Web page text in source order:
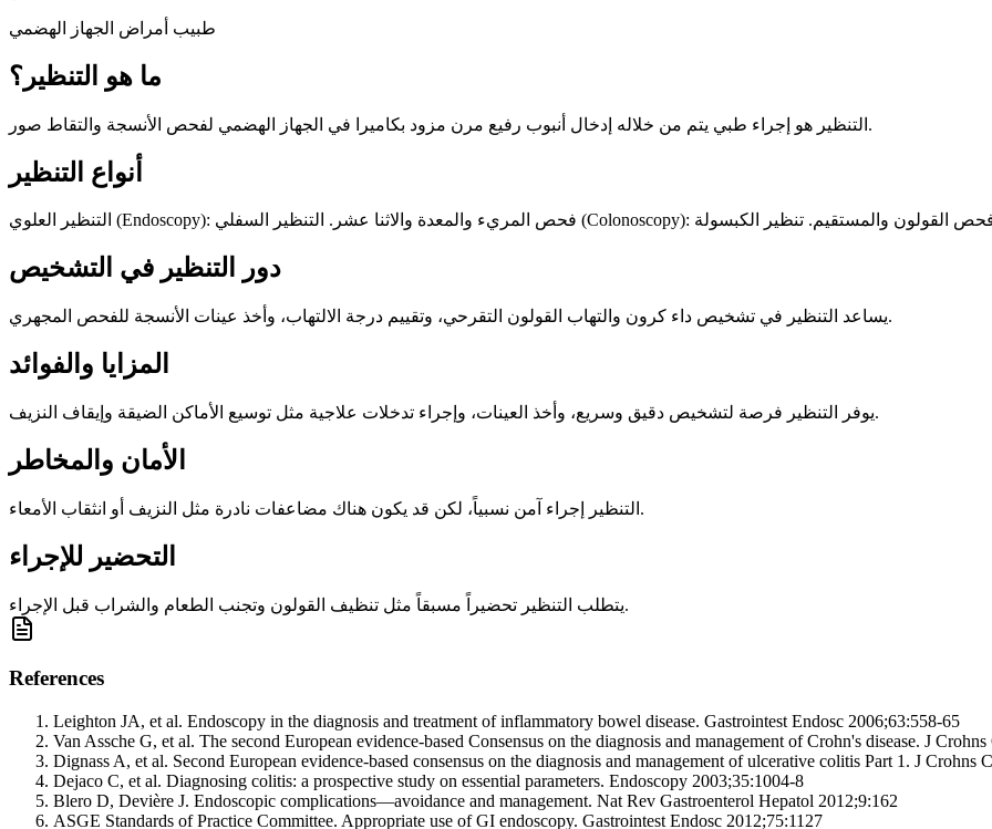
طبيب أمراض الجهاز الهضمي
ما هو التنظير؟
التنظير هو إجراء طبي يتم من خلاله إدخال أنبوب رفيع مرن مزود بكاميرا في الجهاز الهضمي لفحص الأنسجة والتقاط صور.
أنواع التنظير
دور التنظير في التشخيص
يساعد التنظير في تشخيص داء كرون والتهاب القولون التقرحي، وتقييم درجة الالتهاب، وأخذ عينات الأنسجة للفحص المجهري.
المزايا والفوائد
يوفر التنظير فرصة لتشخيص دقيق وسريع، وأخذ العينات، وإجراء تدخلات علاجية مثل توسيع الأماكن الضيقة وإيقاف النزيف.
الأمان والمخاطر
التنظير إجراء آمن نسبياً، لكن قد يكون هناك مضاعفات نادرة مثل النزيف أو انثقاب الأمعاء.
التحضير للإجراء
يتطلب التنظير تحضيراً مسبقاً مثل تنظيف القولون وتجنب الطعام والشراب قبل الإجراء.
References
Leighton JA, et al. Endoscopy in the diagnosis and treatment of inflammatory bowel disease. Gastrointest Endosc 2006;63:558-65
Van Assche G, et al. The second European evidence-based Consensus on the diagnosis and management of Crohn's disease. J
Dignass A, et al. Second European evidence-based consensus on the diagnosis and management of ulcerative colitis Part 1. J Crohns
Dejaco C, et al. Diagnosing colitis: a prospective study on essential parameters. Endoscopy 2003;35:1004-8
Blero D, Devière J. Endoscopic complications—avoidance and management. Nat Rev Gastroenterol Hepatol 2012;9:162
ASGE Standards of Practice Committee. Appropriate use of GI endoscopy. Gastrointest Endosc 2012;75:1127